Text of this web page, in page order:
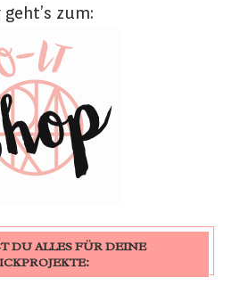
geht’s zum:
DU ALLES FÜR DEINE